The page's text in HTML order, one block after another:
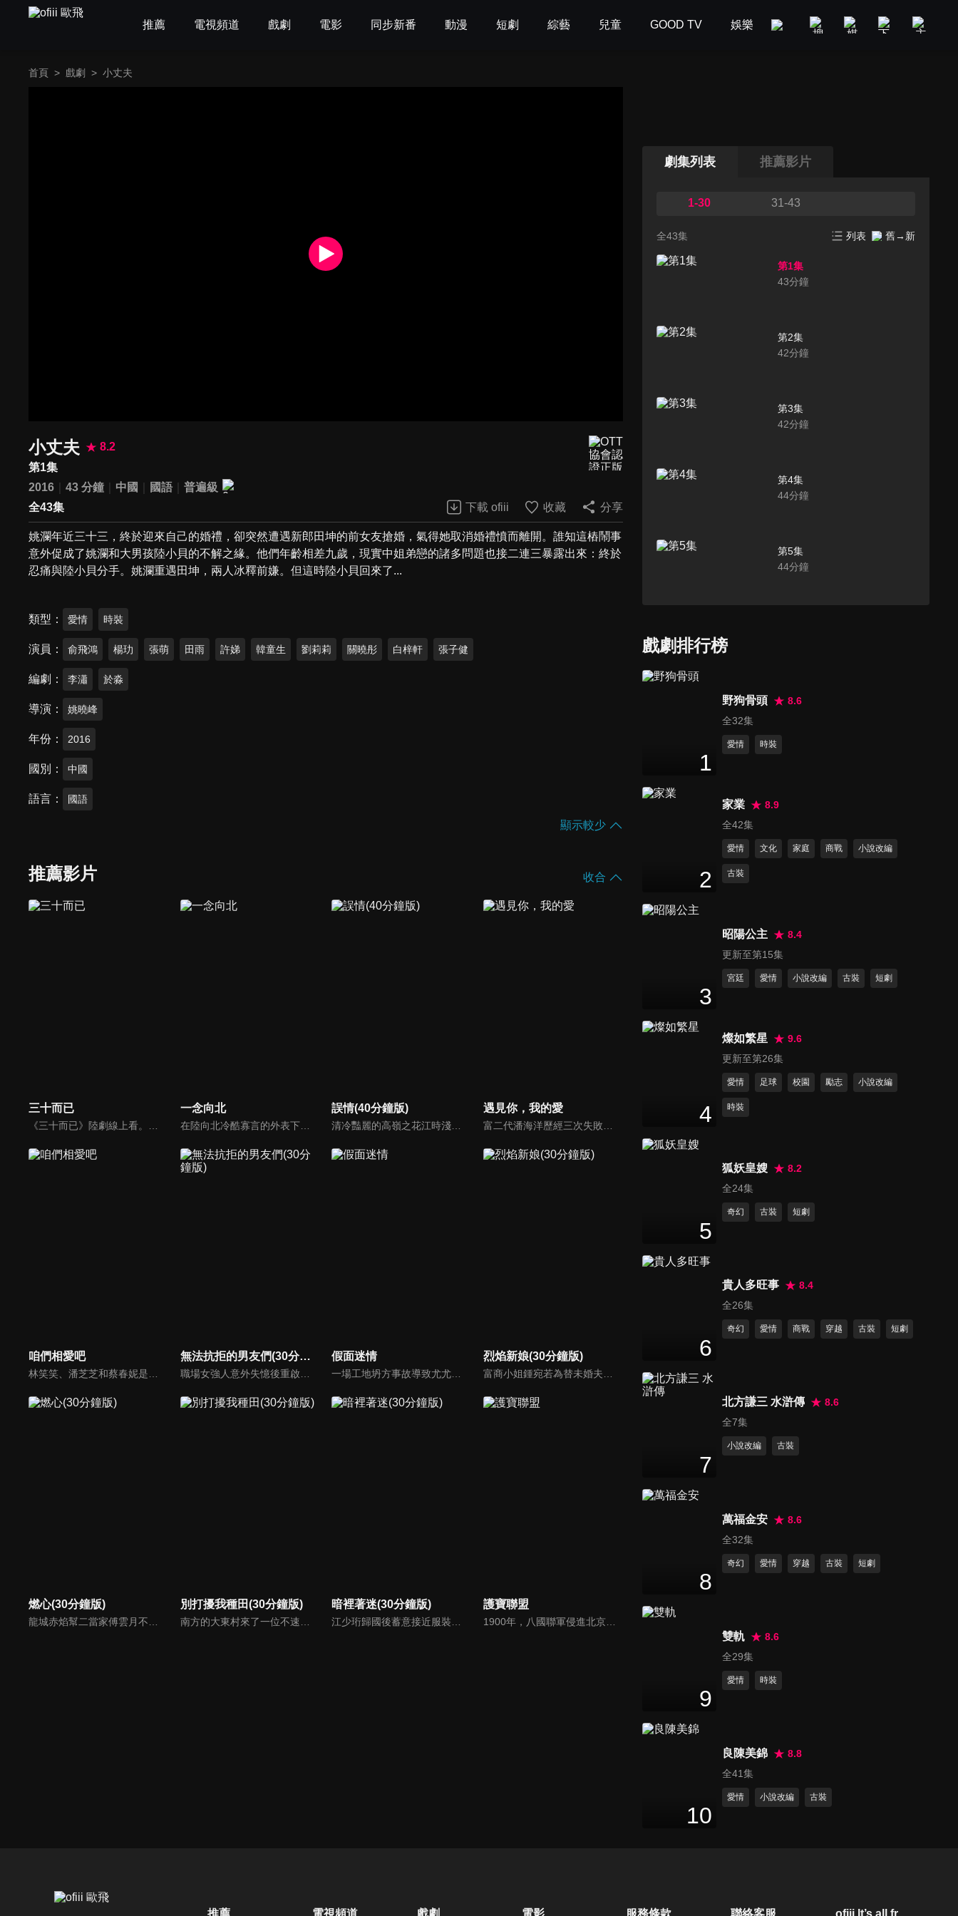
推薦 電視頻道 戲劇 電影 同步新番 動漫 短劇 綜藝 兒童 GOOD TV 娛樂 美食旅遊 新聞政論
首頁 > 戲劇 > 小丈夫
小丈夫
8.2
第1集
2016
43 分鐘 中國 國語
普遍級
全43集
下載 ofiii 收藏 分享
姚瀾年近三十三，終於迎來自己的婚禮，卻突然遭遇新郎田坤的前女友搶婚，氣得她取消婚禮憤而離開。誰知這樁鬧事
意外促成了姚瀾和大男孩陸小貝的不解之緣。他們年齡相差九歲，現實中姐弟戀的諸多問題也接二連三暴露出來：終於
忍痛與陸小貝分手。姚瀾重遇田坤，兩人冰釋前嫌。但這時陸小貝回來了...
類型 愛情 時裝
演員 俞飛鴻 楊玏 張萌 田雨 許娣 韓童生 劉莉莉 關曉彤 白梓軒 張子健
編劇 李瀟 於淼
導演 姚曉峰
年份 2016
國別 中國
語言 國語
顯示較少
推薦影片 收合
三十而已 一念向北
在陸向北冷酷寡言的外表下深藏著兩個秘密。沒有人知道他雙耳近乎失聰，憑藉驚人的毅力學會唇語，一路打拼。而他進入華彩集團的真正目的，是為了報復生父-華彩集團的董事長。在復仇計畫順利推進下，向北遇見完美集團千金童一念，在互相吸引之下，各自的內心世界產生仇恨之外的變化。
誤情(40分鐘版) 遇見你，我的愛
咱們相愛吧 無法抗拒的男友們(30分鐘版)
職場女強人意外失憶後重啟人生，一覺醒來，竟與公司老闆、部門總監、實習生三人同時「戀愛」。通過這甜蜜浪漫、驚險刺激又難以抉擇的感情生活後，最終發現愛情真正的意義。
假面迷情 烈焰新娘(30分鐘版)
燃心(30分鐘版)
龍城赤焰幫二當家傅雲月不顧哥哥傅雲崢的阻攔，偽裝身分接近沈家少爺沈西澤，為母報仇刺殺沈家老爺沈文德時，竟發現其中隱藏著更深的秘密。
別打擾我種田(30分鐘版)
南方的大東村來了一位不速之客林現，他是林氏集團百億資產的唯一繼承人，在爺爺強勢壓迫下，家世顯赫的他空降莊家找到自己傳說中門當戶對的未婚妻，決定說服她自願解除婚約。
暗裡著迷(30分鐘版)
江少珩歸國後蓄意接近服裝設計師蘇半夏，直到衛高陽暴露出江少珩接近蘇半夏的真實目的，蘇半夏深覺背叛而與江少珩分手。而已經無法離開蘇半夏的江少珩，用真心再次追回蘇半夏，上演追妻火葬場並重歸於好。之後，兩人查清當年真相，最終衛氏姐弟雙雙落網，一切塵埃落定。
護寶聯盟
1900年，八國聯軍侵進北京搶奪奇珍異寶。愛國志士唐瓊從列強手中奪回了一批價值連城的文物，本想交給清政府，但腐敗的官員差點私吞了那批文物，並且追殺唐瓊。為了保護文物，唐瓊在臨死前將藏寶圖一分為二，分別藏在一部古書的上、下兩部分，分別交給了封納新、賀台煙保管。
劇集列表 推薦影片
1-30 31-43
全43集 列表 舊→新
第1集
43分鐘
第2集
42分鐘
第3集
42分鐘
第4集
44分鐘
第5集
44分鐘
45
分鐘
第11集
46
分鐘
45 分鐘
第16集
第17集
分鐘
46
第22集
戲劇排行榜
1
野狗骨頭
8.6
全32集
愛情 時裝
2
家業
8.9
全42集
愛情 文化 家庭 商戰 小說改編
古裝
3
昭陽公主
8.4
更新至第15集
宮廷 愛情 小說改編 古裝 短劇
4
燦如繁星
9.6
更新至第26集
愛情 足球 校園 勵志 小說改編
時裝
5
狐妖皇嫂
8.2
全24集
奇幻 古裝 短劇
6
貴人多旺事
8.4
全26集
奇幻 愛情 商戰 穿越 古裝 短劇
7
北方謙三 水滸傳
8.6
全7集
小說改編 古裝
8
萬福金安
8.6
全32集
奇幻 愛情 穿越 古裝 短劇
9
雙軌
8.6
全29集
愛情 時裝
10
良陳美錦
8.8
全41集
愛情 小說改編 古裝
推薦 電視頻道 戲劇 電影 服務條款 聯絡客服